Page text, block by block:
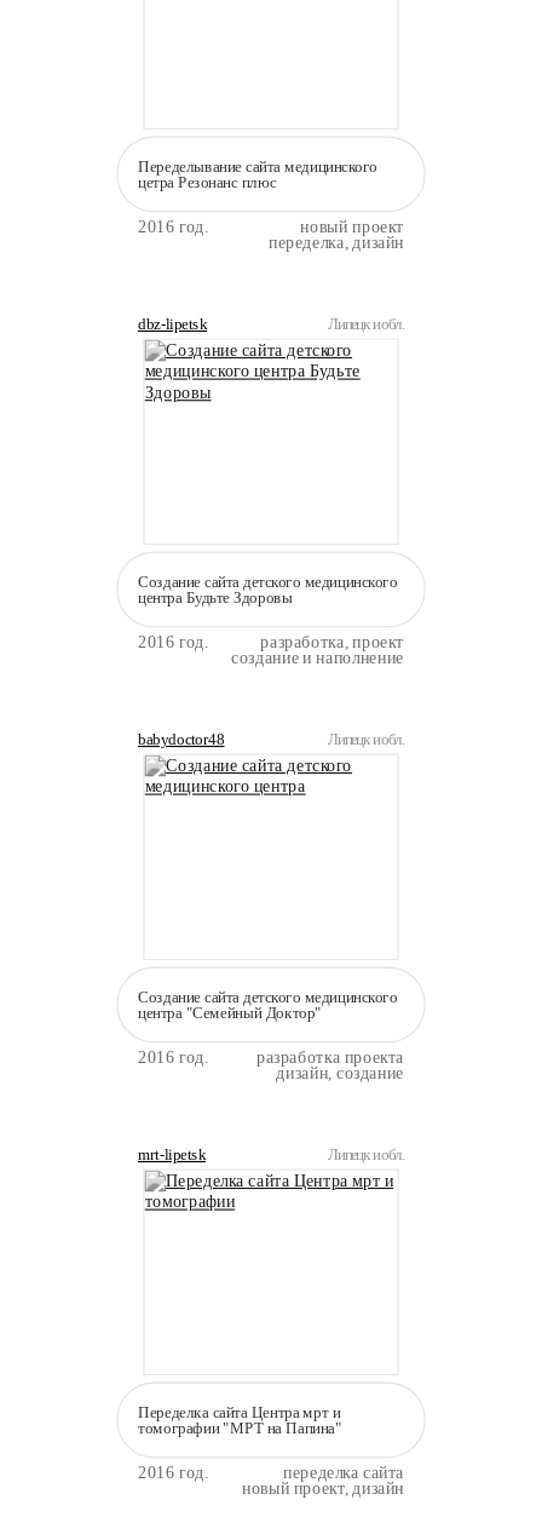
Переделывание сайта медицинского
цетра Резонанс плюс
2016 год.
новый проект
переделка, дизайн
dbz-lipetsk Липецк и обл.
Создание сайта детского медицинского
центра Будьте Здоровы
2016 год.
разработка, проект
создание и наполнение
babydoctor48 Липецк и обл.
Создание сайта детского медицинского
центра "Семейный Доктор"
2016 год.
разработка проекта
дизайн, создание
mrt-lipetsk Липецк и обл.
Переделка сайта Центра мрт и
томографии "МРТ на Папина"
2016 год.
переделка сайта
новый проект, дизайн